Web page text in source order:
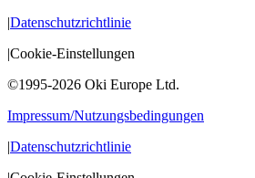
|Datenschutzrichtlinie
|Cookie-Einstellungen
©1995-2026 Oki Europe Ltd.
Impressum/Nutzungsbedingungen
|Datenschutzrichtlinie